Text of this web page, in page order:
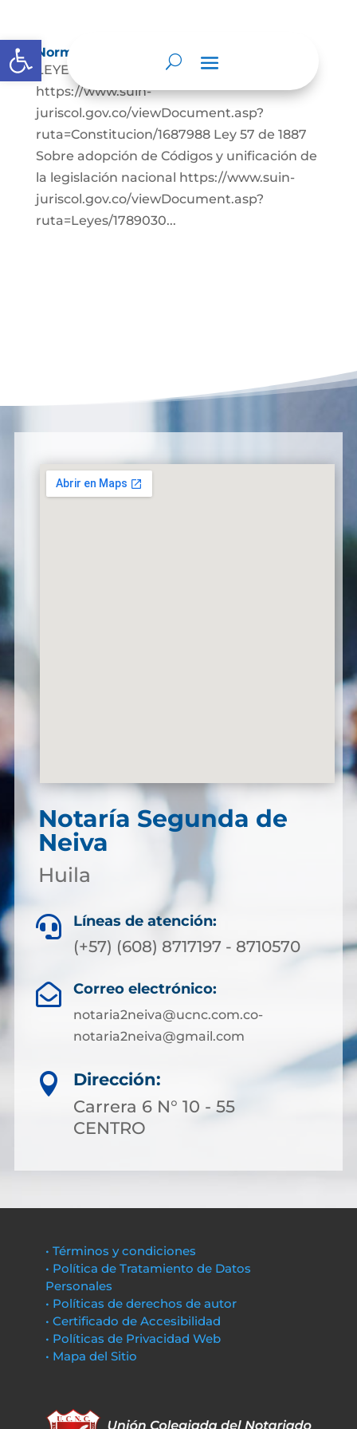
Abrir barra de herramientas
Normatividad
LEYES: Constitución Política de Colombia.
https://www.suin-
juriscol.gov.co/viewDocument.asp?
ruta=Constitucion/1687988 Ley 57 de 1887
Sobre adopción de Códigos y unificación de
la legislación nacional https://www.suin-
juriscol.gov.co/viewDocument.asp?
ruta=Leyes/1789030...
Notaría Segunda de
Neiva
Huila
 Líneas de atención:
(+57) (608) 8717197 - 8710570
 Correo electrónico:
notaria2neiva@ucnc.com.co-
notaria2neiva@gmail.com

Dirección:
Carrera 6 N° 10 - 55
CENTRO
• Términos y condiciones
• Política de Tratamiento de Datos
Personales
• Políticas de derechos de autor
• Certificado de Accesibilidad
• Políticas de Privacidad Web
• Mapa del Sitio